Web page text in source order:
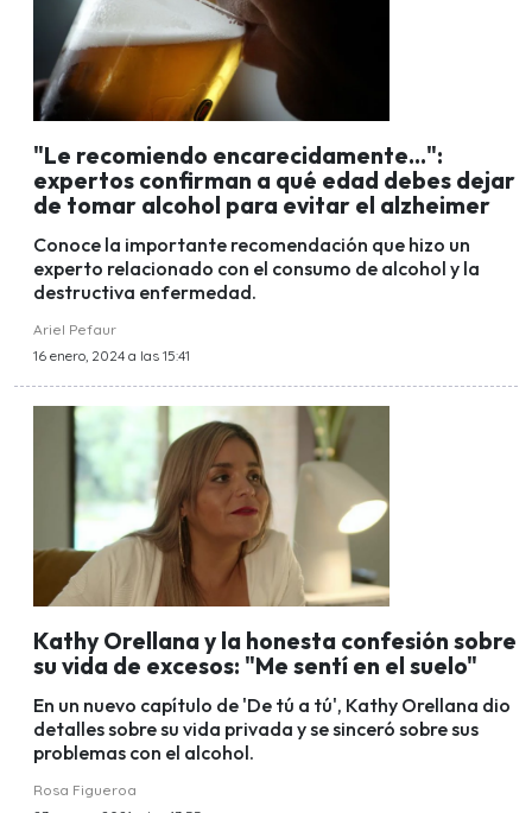
"Le recomiendo encarecidamente...":
expertos confirman a qué edad debes dejar
de tomar alcohol para evitar el alzheimer
Conoce la importante recomendación que hizo un
experto relacionado con el consumo de alcohol y la
destructiva enfermedad.
Ariel Pefaur
16 enero, 2024 a las 15:41
Kathy Orellana y la honesta confesión sobre
su vida de excesos: "Me sentí en el suelo"
En un nuevo capítulo de 'De tú a tú', Kathy Orellana dio
detalles sobre su vida privada y se sinceró sobre sus
problemas con el alcohol.
Rosa Figueroa